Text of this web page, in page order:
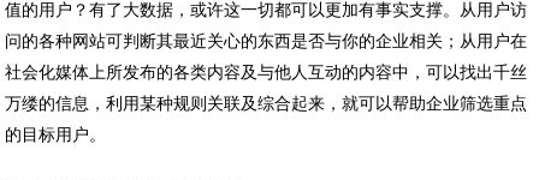
值的用户？有了大数据，或许这一切都可以更加有事实支撑。从用户访
问的各种网站可判断其最近关心的东西是否与你的企业相关；从用户在
社会化媒体上所发布的各类内容及与他人互动的内容中，可以找出千丝
万缕的信息，利用某种规则关联及综合起来，就可以帮助企业筛选重点
的目标用户。